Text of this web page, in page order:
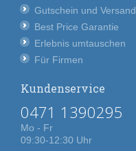
Gutschein und Versand
Best Price Garantie
Erlebnis umtauschen
Für Firmen
Kundenservice
0471 1390295
Mo - Fr
09:30-12:30 Uhr